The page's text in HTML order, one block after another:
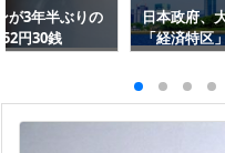
が3年半ぶりの
円30銭
日本政府、
「経済特区
もう香港・
ろ